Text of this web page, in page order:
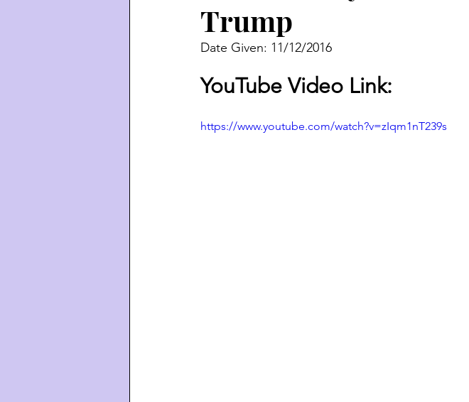
Trump
Date Given: 11/12/2016
YouTube Video Link:
https://www.youtube.com/watch?v=zIqm1nT239s